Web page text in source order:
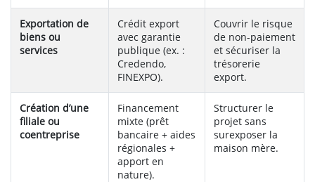
Exportation de
biens ou
services
Crédit export
avec garantie
publique (ex. :
Credendo,
FINEXPO).
Couvrir le risque
de non-paiement
et sécuriser la
trésorerie
export.
Création d’une
filiale ou
coentreprise
Financement
mixte (prêt
bancaire + aides
régionales +
apport en
nature).
Structurer le
projet sans
surexposer la
maison mère.